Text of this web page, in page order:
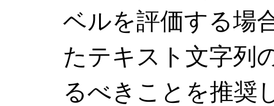
ベルを評価する場
たテキスト文字列
るべきことを推奨